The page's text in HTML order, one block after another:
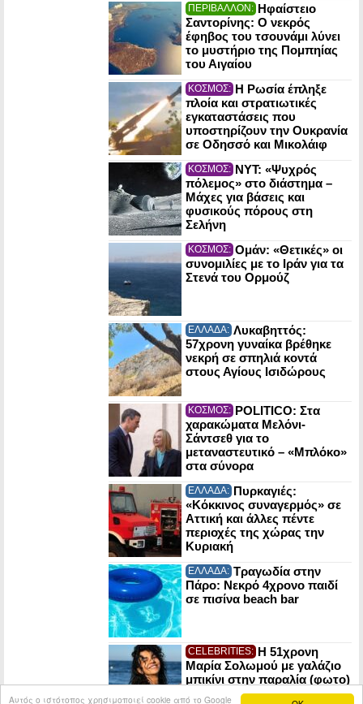
Αυτός ο ιστότοπος χρησιμοποιεί cookie από το Google
ΠΕΡΙΒΑΛΛΟΝ: Ηφαίστειο
Σαντορίνης: Ο νεκρός
έφηβος του τσουνάμι λύνει
το μυστήριο της Πομπηίας
του Αιγαίου
ΚΟΣΜΟΣ: Η Ρωσία έπληξε
πλοία και στρατιωτικές
εγκαταστάσεις που
υποστηρίζουν την Ουκρανία
σε Οδησσό και Μικολάιφ
ΚΟΣΜΟΣ: NYT: «Ψυχρός
πόλεμος» στο διάστημα –
Μάχες για βάσεις και
φυσικούς πόρους στη
Σελήνη
ΚΟΣΜΟΣ: Ομάν: «Θετικές» οι
συνομιλίες με το Ιράν για τα
Στενά του Ορμούζ
ΕΛΛΑΔΑ: Λυκαβηττός:
57χρονη γυναίκα βρέθηκε
νεκρή σε σπηλιά κοντά
στους Αγίους Ισιδώρους
ΚΟΣΜΟΣ: POLITICO: Στα
χαρακώματα Μελόνι-
Σάντσεθ για το
μεταναστευτικό – «Μπλόκο»
στα σύνορα
ΕΛΛΑΔΑ: Πυρκαγιές:
«Κόκκινος συναγερμός» σε
Αττική και άλλες πέντε
περιοχές της χώρας την
Κυριακή
ΕΛΛΑΔΑ: Τραγωδία στην
Πάρο: Νεκρό 4χρονο παιδί
σε πισίνα beach bar
CELEBRITIES: Η 51χρονη
Μαρία Σολωμού με γαλάζιο
μπικίνι στην παραλία (φωτο)